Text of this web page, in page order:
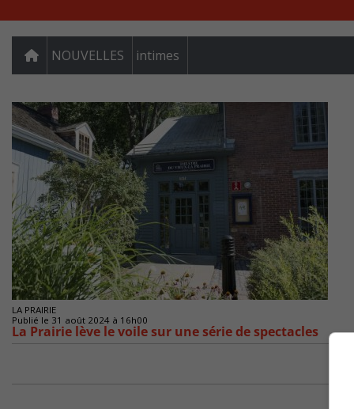
NOUVELLES intimes
LA PRAIRIE
Publié le 31 août 2024 à 16h00
La Prairie lève le voile sur une série de spectacles